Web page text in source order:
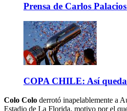
Prensa de Carlos
COPA CHILE: Así
Colo Colo derrotó inapelablemente a
Estadio de La Florida, motivo por el